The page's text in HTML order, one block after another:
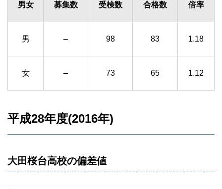
男女 募集数 受検数 合格数 倍率
男 – 98 83 1.18
女 – 73 65 1.12
平成28年度(2016年)
大田桜台高校の偏差値